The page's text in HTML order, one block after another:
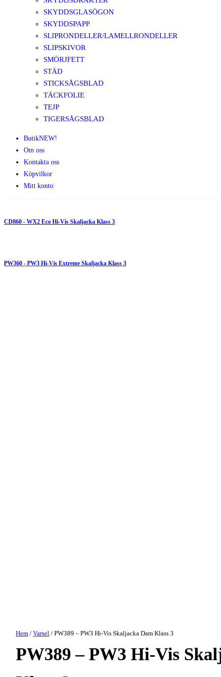
SKYDDSGLASÖGON
SKYDDSPAPP
SLIPRONDELLER/LAMELLRONDELLER
SLIPSKIVOR
SMÖRJFETT
STÄD
STICKSÅGSBLAD
TÄCKFOLIE
TEJP
TIGERSÅGSBLAD
ButikNEW!
Om oss
Kontakta oss
Köpvilkor
Mitt konto
CD860 - WX2 Eco Hi-Vis Skaljacka Klass 3
PW360 - PW3 Hi-Vis Extreme Skaljacka Klass 3
Hem / Varsel / PW389 – PW3 Hi-Vis Skaljacka Dam Klass 3
PW389 – PW3 Hi-Vis